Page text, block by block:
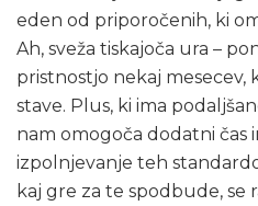
eden od priporočenih, ki
Ah, sveža tiskajoča ura –
pristnostjo nekaj mesecev,
stave. Plus, ki ima
nam omogoča dodatni čas
izpolnjevanje teh
kaj gre za te spodbude, se